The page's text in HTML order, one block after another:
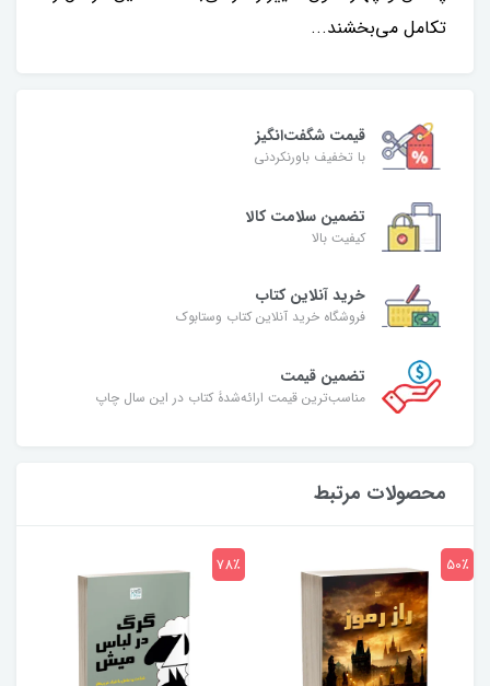
تکامل می‌بخشند...
قیمت شگفت‌انگیز
با تخفیف باورنکردنی
تضمین سلامت کالا
کیفیت بالا
خرید آنلاین کتاب
فروشگاه خرید آنلاین کتاب وستابوک
تضمین قیمت
مناسب‌ترین قیمت ارائه‌شدۀ کتاب در این سال چاپ
محصولات مرتبط
50٪ 78٪